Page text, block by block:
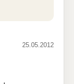
25.05.2012